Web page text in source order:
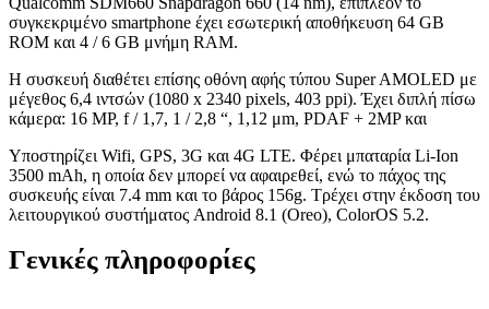
συγκεκριμένο smartphone έχει εσωτερική αποθήκευση 64 GB
ROM και 4 / 6 GB μνήμη RAM.
Η συσκευή διαθέτει επίσης οθόνη αφής τύπου Super AMOLED με
μέγεθος 6,4 ιντσών (1080 x 2340 pixels, 403 ppi). Έχει διπλή πίσω
κάμερα: 16 MP, f / 1,7, 1 / 2,8 “, 1,12 μm, PDAF + 2MP και
Υποστηρίζει Wifi, GPS, 3G και 4G LTE. Φέρει μπαταρία Li-Ion
3500 mAh, η οποία δεν μπορεί να αφαιρεθεί, ενώ το πάχος της
συσκευής είναι 7.4 mm και το βάρος 156g. Τρέχει στην έκδοση του
λειτουργικού συστήματος Android 8.1 (Oreo), ColorOS 5.2.
Γενικές πληροφορίες